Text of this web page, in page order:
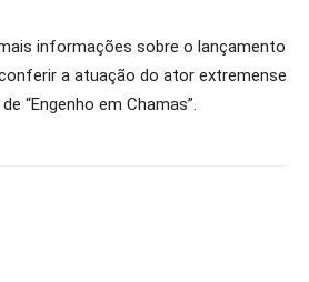
informações sobre o lançamento
a atuação do ator extremense
“Engenho em Chamas”.